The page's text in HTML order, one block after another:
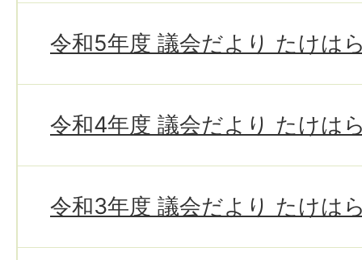
令和5年度 議会だより たけは
令和4年度 議会だより たけは
令和3年度 議会だより たけは